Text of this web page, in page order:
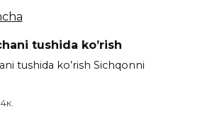
tushida ko’rish
tushida ko’rish Sichqonni